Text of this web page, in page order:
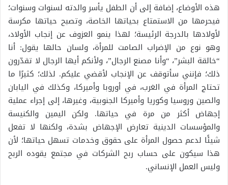
هذه الأوضاع، إضافة إلى أن الطفل يأسر والدته لسنوات وسنوات؛
فيحرمها من الاستمتاع بحياتها الخاصة، وتصبح حياتها مكرسة
لأولادها بالدرجة الرئيسة؛ لهذا ينمو العزوف عن إنجاب الأولاد،
وهو نوع من الإضراب الصامت للمرأة، ولسان حالها يقول: أنا
“خالقة البشر”، “وأنا مصنع الرجال”، ولأنكم أيها الرجال لا تقدّرون
ذلك؛ فإنني سأتوقف عن الإنجاب لأقضي عليكم. لذلك؛ كثيرًا ما
تحتاج المرأة في الغرب، في أوروبا وأميركا، وكذلك في اليابان
والصين وروسيا وكوريا وأميركا الجنوبية، وغيرها، إلى إجراء عملية
إجهاض أكثر من مرة في حياتها. ولكن اليمين والكنيسة
والمؤسسات الدينية تعارض الإجهاض بشدة، ولكنها لا تفعل
شيئًا لدعم حصول المرأة على حقوق وخدمات تسهل حياتها؛ لأن
هذا سيكون على حساب ربح الشركات في مجتمع يقوده الربح
وليس العمل الإنساني.